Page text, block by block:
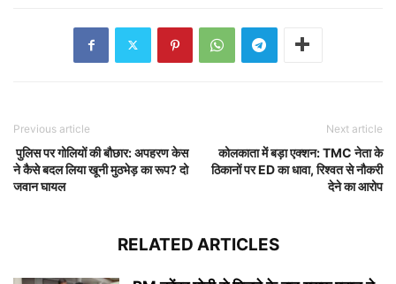
Previous article
पुलिस पर गोलियों की बौछार: अपहरण केस
ने कैसे बदल लिया खूनी मुठभेड़ का रूप? दो
जवान घायल
Next article
कोलकाता में बड़ा एक्शन: TMC नेता के
ठिकानों पर ED का धावा, रिश्वत से नौकरी
देने का आरोप
RELATED ARTICLES